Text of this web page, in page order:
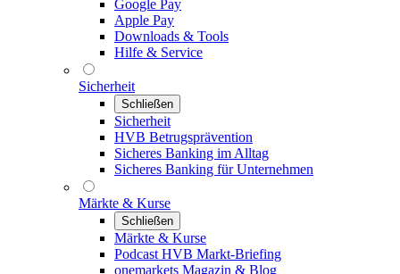
Google Pay
Apple Pay
Downloads & Tools
Hilfe & Service
Sicherheit
Schließen
Sicherheit
HVB Betrugsprävention
Sicheres Banking im Alltag
Sicheres Banking für Unternehmen
Märkte & Kurse
Schließen
Märkte & Kurse
Podcast HVB Markt-Briefing
onemarkets Magazin & Blog